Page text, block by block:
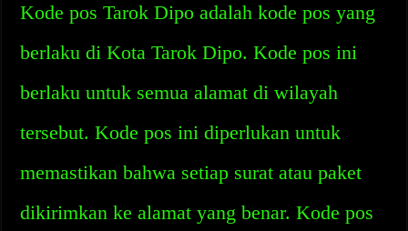
Kode pos Tarok Dipo adalah kode pos yang
berlaku di Kota Tarok Dipo. Kode pos ini
berlaku untuk semua alamat di wilayah
tersebut. Kode pos ini diperlukan untuk
memastikan bahwa setiap surat atau paket
dikirimkan ke alamat yang benar. Kode pos